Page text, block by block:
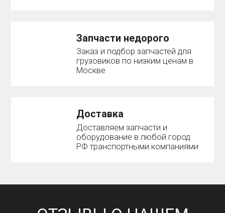
Запчасти недорого
Заказ и подбор запчастей для
грузовиков по низким ценам в
Москве
Доставка
Доставляем запчасти и
оборудование в любой город
РФ транспортными компаниями